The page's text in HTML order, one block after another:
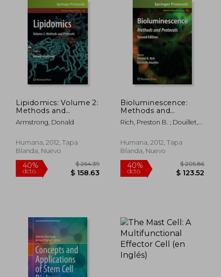
Lipidomics: Volume 2:
Methods and
Protocols (en Inglés)
Armstrong, Donald
Humana, 2012, Tapa
Blanda, Nuevo
Bioluminescence:
Methods and
Protocols (en Inglés)
Rich, Preston B. ; Douillet,
Humana, 2012, Tapa
Blanda, Nuevo